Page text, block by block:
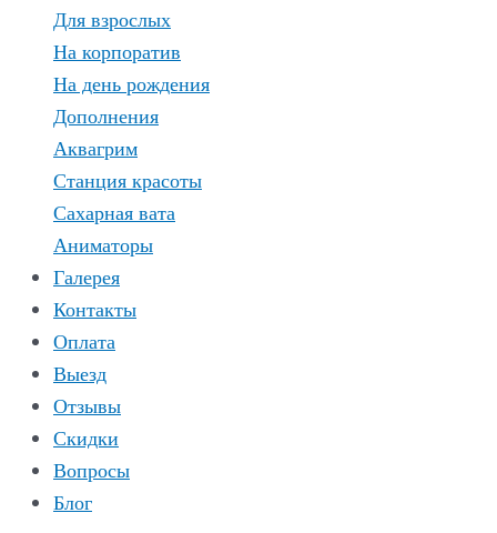
Для взрослых
На корпоратив
На день рождения
Дополнения
Аквагрим
Станция красоты
Сахарная вата
Аниматоры
Галерея
Контакты
Оплата
Выезд
Отзывы
Скидки
Вопросы
Блог